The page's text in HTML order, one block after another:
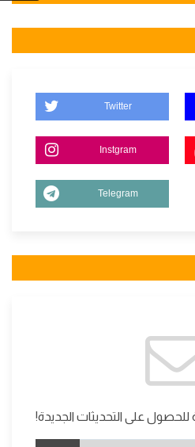
Twitter
Instgram
Telegram
للحصول على التحديثات الجديدة!